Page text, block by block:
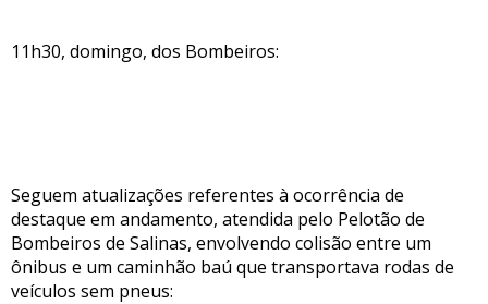
11h30, domingo, dos Bombeiros:
Seguem atualizações referentes à ocorrência de
destaque em andamento, atendida pelo Pelotão de
Bombeiros de Salinas, envolvendo colisão entre um
ônibus e um caminhão baú que transportava rodas de
veículos sem pneus: